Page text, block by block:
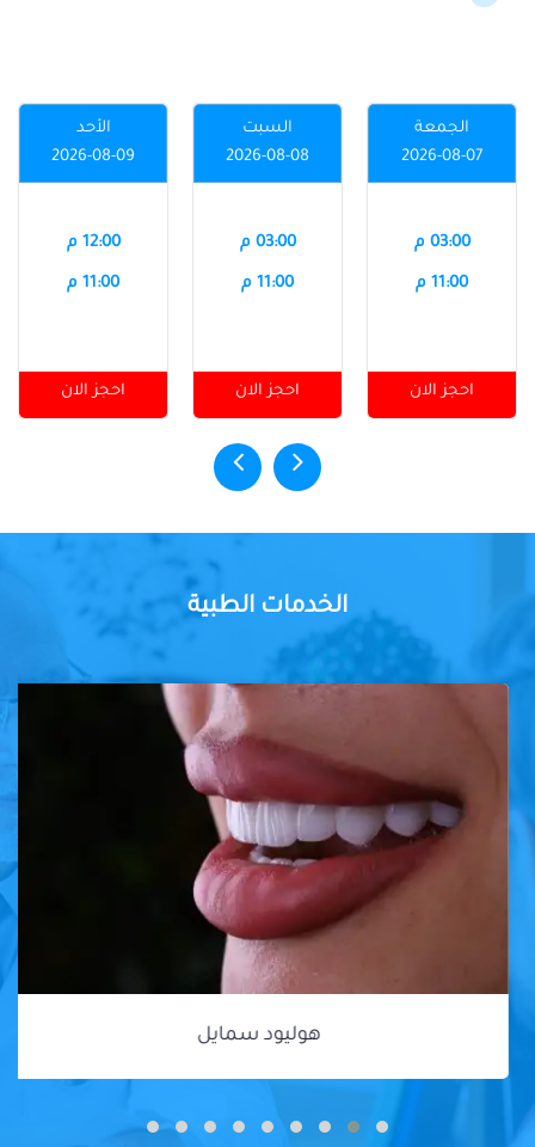
الجمعة
2026-08-07
03:00 م
11:00 م
احجز الان
السبت
2026-08-08
03:00 م
11:00 م
احجز الان
الأحد
2026-08-09
12:00 م
11:00 م
احجز الان
الخدمات الطبية
هوليود سمايل